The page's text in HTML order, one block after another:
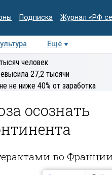
Подписка Журнал «РФ
Ещё
Колумнисты
человек
27,2 тысячи
не ниже 40% от заработка
осознать
во